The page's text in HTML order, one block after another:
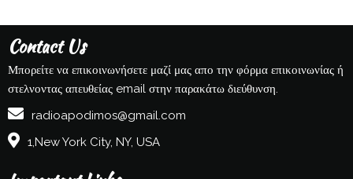
Contact Us
Μπορείτε να επικοινωνήσετε μαζί μας απο την φόρμα επικοινωνίας ή
στελνοντας απευθείας email στην παρακάτω διεύθυνση.
radioapodimos@gmail.com
1,New York City, NY, USA